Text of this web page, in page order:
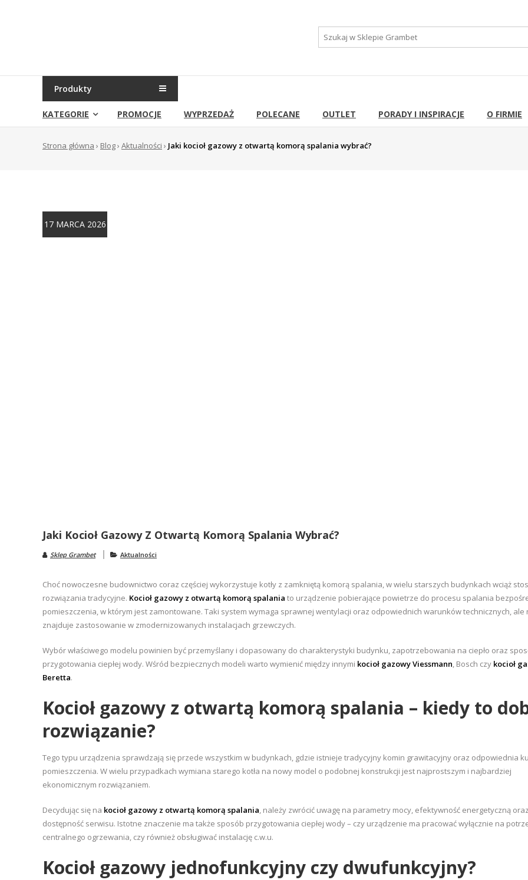
internetowy
Produkty
KATEGORIE PROMOCJE WYPRZEDAŻ POLECANE OUTLET PORADY I INSPIRACJE O FIRMIE
Strona główna › Blog› Aktualności › Jaki kocioł gazowy z otwartą komorą spalania wybrać?
17 MARCA 2026
Jaki Kocioł Gazowy Z Otwartą Komorą Spalania Wybrać?
Sklep Grambet Aktualności
Choć nowoczesne budownictwo coraz częściej wykorzystuje kotły z zamkniętą komorą spalania, w wielu starszych budynkach wciąż
rozwiązania tradycyjne. Kocioł gazowy z otwartą komorą spalania to urządzenie pobierające powietrze do procesu spalania
pomieszczenia, w którym jest zamontowane. Taki system wymaga sprawnej wentylacji oraz odpowiednich warunków technicznych, ale
znajduje zastosowanie w zmodernizowanych instalacjach grzewczych.
Wybór właściwego modelu powinien być przemyślany i dopasowany do charakterystyki budynku, zapotrzebowania na ciepło oraz
przygotowania ciepłej wody. Wśród bezpiecznych modeli warto wymienić między innymi kocioł gazowy Viessmann, Bosch czy kocioł
Beretta.
Kocioł gazowy z otwartą komorą spalania – kiedy to
rozwiązanie?
Tego typu urządzenia sprawdzają się przede wszystkim w budynkach, gdzie istnieje tradycyjny komin grawitacyjny oraz odpowiednia
pomieszczenia. W wielu przypadkach wymiana starego kotła na nowy model o podobnej konstrukcji jest najprostszym i najbardziej
ekonomicznym rozwiązaniem.
Decydując się na kocioł gazowy z otwartą komorą spalania, należy zwrócić uwagę na parametry mocy, efektywność energetyczną oraz
dostępność serwisu. Istotne znaczenie ma także sposób przygotowania ciepłej wody – czy urządzenie ma pracować wyłącznie na
centralnego ogrzewania, czy również obsługiwać instalację c.w.u.
Kocioł gazowy jednofunkcyjny czy dwufunkcyjny?